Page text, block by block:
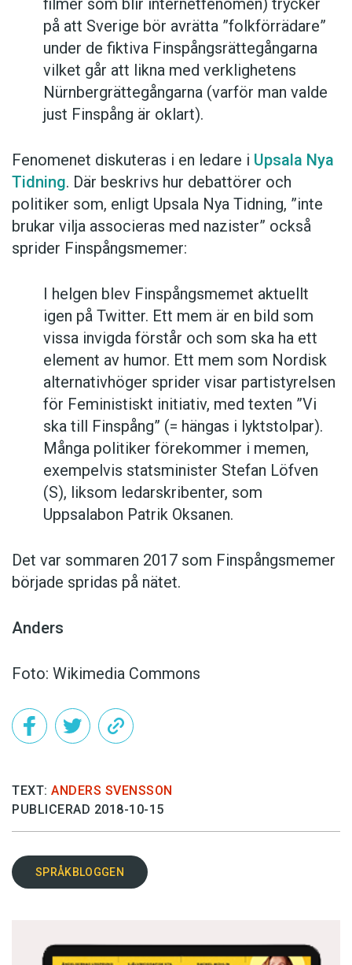
filmer som blir internetfenomen) trycker
på att Sverige bör avrätta ”folkförrädare”
under de fiktiva Finspångsrättegångarna
vilket går att likna med verklighetens
Nürnbergrättegångarna (varför man valde
just Finspång är oklart).
Fenomenet diskuteras i en ledare i Upsala Nya
Tidning. Där beskrivs hur debattörer och
politiker som, enligt Upsala Nya Tidning, ”inte
brukar vilja associeras med nazister” också
sprider Finspångsmemer:
I helgen blev Finspångsmemet aktuellt
igen på Twitter. Ett mem är en bild som
vissa invigda förstår och som ska ha ett
element av humor. Ett mem som Nordisk
alternativhöger sprider visar partistyrelsen
för Feministiskt initiativ, med texten ”Vi
ska till Finspång” (= hängas i lyktstolpar).
Många politiker förekommer i memen,
exempelvis statsminister Stefan Löfven
(S), liksom ledarskribenter, som
Uppsalabon Patrik Oksanen.
Det var sommaren 2017 som Finspångsmemer
började spridas på nätet.
Anders
Foto: Wikimedia Commons
TEXT: ANDERS SVENSSON
PUBLICERAD 2018-10-15
SPRÅKBLOGGEN